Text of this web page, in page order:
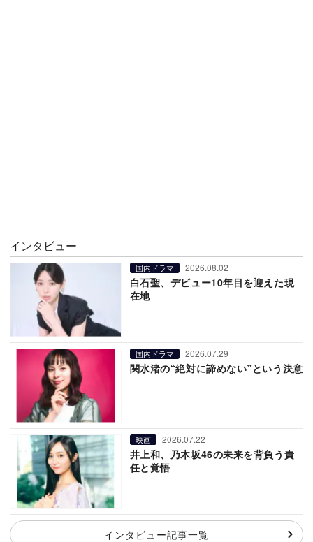
インタビュー
国内ドラマ 2026.08.02
白石聖、デビュー10年目を迎えた現
在地
国内ドラマ 2026.07.29
関水渚の“絶対に諦めない”という決意
映画 2026.07.22
井上和、乃木坂46の未来を背負う責
任と覚悟
インタビュー記事一覧